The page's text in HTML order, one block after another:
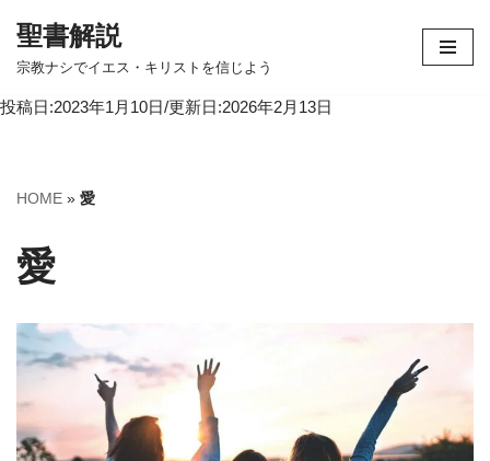
コ
テ
へ
ッ
聖書解説
宗教ナシでイエス・キリストを信じよう
投稿日:2023年1月10日/更新日:2026年2月13日
HOME » 愛
愛